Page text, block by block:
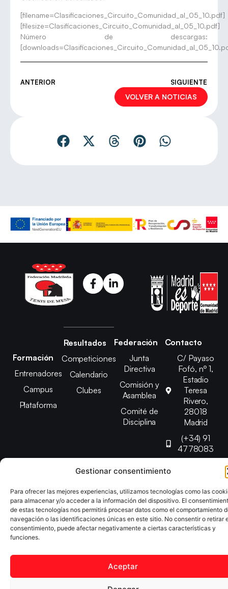
Gestionar consentimiento
Para ofrecer las mejores experiencias, utilizamos tecnologías como las
para almacenar y/o acceder a la información del dispositivo. El
de estas tecnologías nos permitirá procesar datos como el comportamiento
navegación o las identificaciones únicas en este sitio. No consentir o retirar
consentimiento, puede afectar negativamente a ciertas características y
funciones.
Aceptar
[filename=Clasificaciones_Circuito_Comunidad_al_05_10.pdf]
[filesize=Clasificaciones_Circuito_Comunidad_al_05_10.pdf]
Número de descargas:
ANTERIOR SIGUIENTE
VOLVER A NOTICIAS
Formación
Entrenadores
Campus
Plataforma
Resultados
Competiciones
Calendario
Clubes
Federación
Junta
Directiva
Comisión y
Asamblea
Comité de
Disciplina
Contacto
C/ Payaso
Fofó, nº 1,
Estadio
Teresa
Rivero,
28018
Madrid
(+34) 91
4778083
Copyright © 2025 Federación Madrileña de Tenis de Mesa |
Desarrollado porTOOOLS
Aviso Legal